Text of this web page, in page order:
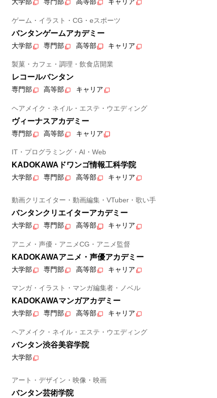
ゲーム・イラスト・CG・eスポーツ
バンタンゲームアカデミー
大学部 専門部 高等部 キャリア
製菓・カフェ・調理・飲食店開業
レコールバンタン
専門部 高等部 キャリア
ヘアメイク・ネイル・エステ・ウエディング
ヴィーナスアカデミー
専門部 高等部 キャリア
IT・プログラミング・AI・Web
KADOKAWAドワンゴ情報工科学院
大学部 専門部 高等部 キャリア
動画クリエイター・動画編集・VTuber・歌い手
バンタンクリエイターアカデミー
大学部 専門部 高等部 キャリア
アニメ・声優・アニメCG・アニメ監督
KADOKAWAアニメ・声優アカデミー
大学部 専門部 高等部 キャリア
マンガ・イラスト・マンガ編集者・ノベル
KADOKAWAマンガアカデミー
大学部 専門部 高等部 キャリア
ヘアメイク・ネイル・エステ・ウエディング
バンタン渋谷美容学院
大学部
アート・デザイン・映像・映画
バンタン芸術学院